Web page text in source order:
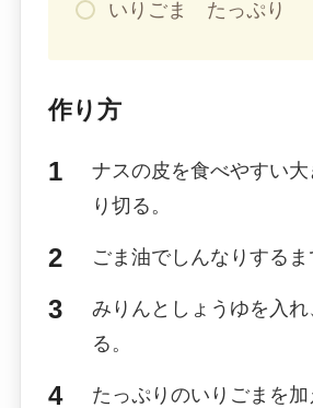
いりごま たっぷり
作り方
ナスの皮を食べやすい大
り切る。
ごま油でしんなりするま
みりんとしょうゆを入
る。
たっぷりのいりごまを